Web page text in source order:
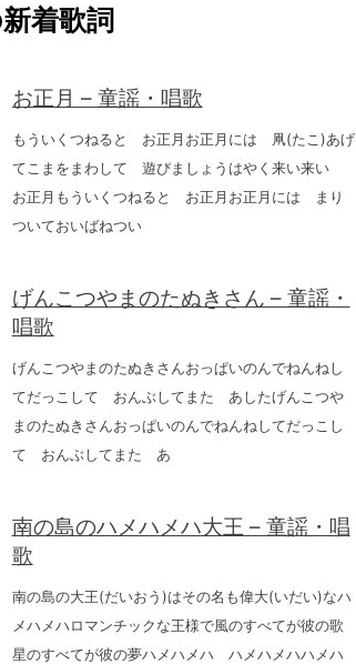
着歌詞
お正月 – 童謡・唱歌
もういくつねると お正月お正月には 凧(たこ)あげ
てこまをまわして 遊びましょうはやく来い来い
お正月もういくつねると お正月お正月には まり
ついておいばねつい
げんこつやまのたぬきさん – 童謡・
唱歌
げんこつやまのたぬきさんおっぱいのんでねんねし
てだっこして おんぶしてまた あしたげんこつや
まのたぬきさんおっぱいのんでねんねしてだっこし
て おんぶしてまた あ
南の島のハメハメハ大王 – 童謡・唱
歌
南の島の大王(だいおう)はその名も偉大(いだい)なハ
メハメハロマンチックな王様で風のすべてが彼の歌
星のすべてが彼の夢ハメハメハ ハメハメハハメハ